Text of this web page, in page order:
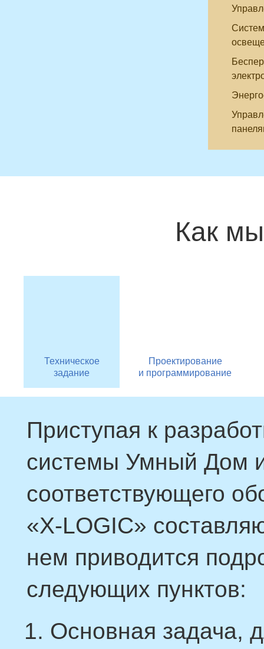
Как
Техническое
задание
Проектирование
и программирование
Приступая к
системы Умный Дом
соответствующего
«X-LOGIC»
нем приводится
следующих пунктов:
Основная задача,